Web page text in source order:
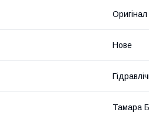
Оригінал
Нове
Тамара